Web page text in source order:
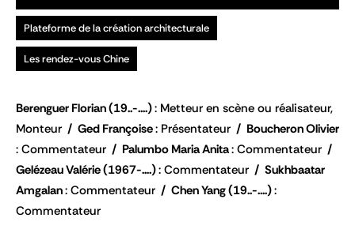
Plateforme de la création architecturale
Les rendez-vous Chine
Berenguer Florian(19..-....) Metteur en scène ou réalisateur,
Monteur
Ged Françoise Présentateur
Boucheron Olivier
Commentateur
Palumbo Maria Anita Commentateur
Gelézeau Valérie(1967-....) Commentateur
Sukhbaatar
Amgalan Commentateur Chen Yang(19..-....)
Commentateur